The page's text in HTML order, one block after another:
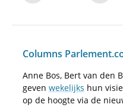
Columns
Anne Bos, Bert van den
geven wekelijks hun
op de hoogte via de